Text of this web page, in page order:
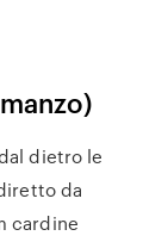
dietro le
da
cardine